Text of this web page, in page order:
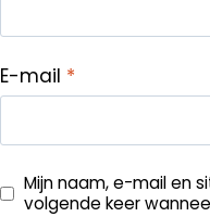
E-mail *
Mijn naam, e-mail en
volgende keer